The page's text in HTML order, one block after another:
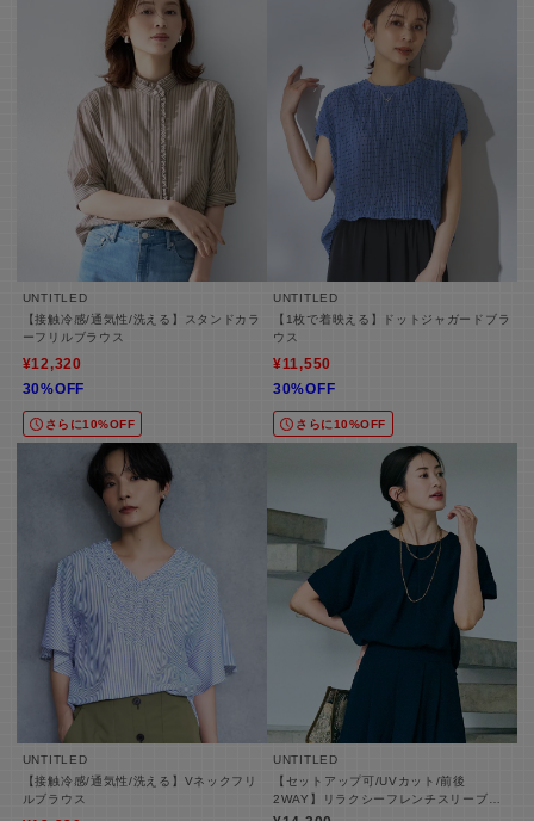
UNTITLED
【接触冷感/通気性/洗える】スタンドカラ
ーフリルブラウス
¥12,320
30%OFF
さらに10%OFF
UNTITLED
【1枚で着映える】ドットジャガードブラ
ウス
¥11,550
30%OFF
さらに10%OFF
UNTITLED
【接触冷感/通気性/洗える】Vネックフリ
ルブラウス
UNTITLED
【セットアップ可/UVカット/前後
2WAY】リラクシーフレンチスリーブブ
ラウス